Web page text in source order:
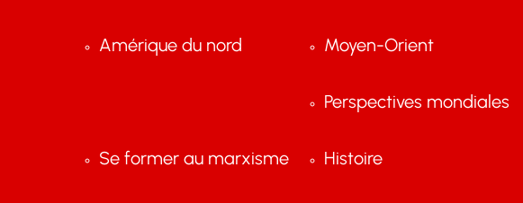
Amérique du nord Moyen-Orient
Perspectives mondiales
Se former au marxisme Histoire